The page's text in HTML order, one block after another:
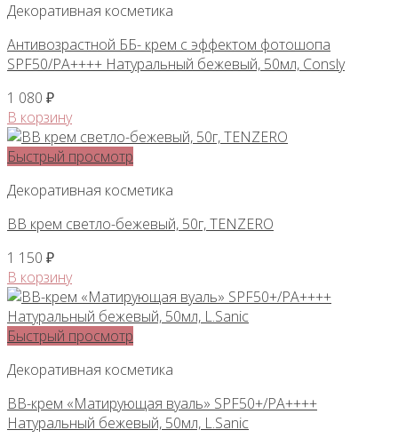
Декоративная косметика
Антивозрастной ББ- крем с эффектом фотошопа
SPF50/PA++++ Натуральный бежевый, 50мл, Consly
1 080 ₽
В корзину
Быстрый просмотр
Декоративная косметика
BB крем светло-бежевый, 50г, TENZERO
1 150 ₽
В корзину
Быстрый просмотр
Декоративная косметика
ВВ-крем «Матирующая вуаль» SPF50+/PA++++
Натуральный бежевый, 50мл, L.Sanic